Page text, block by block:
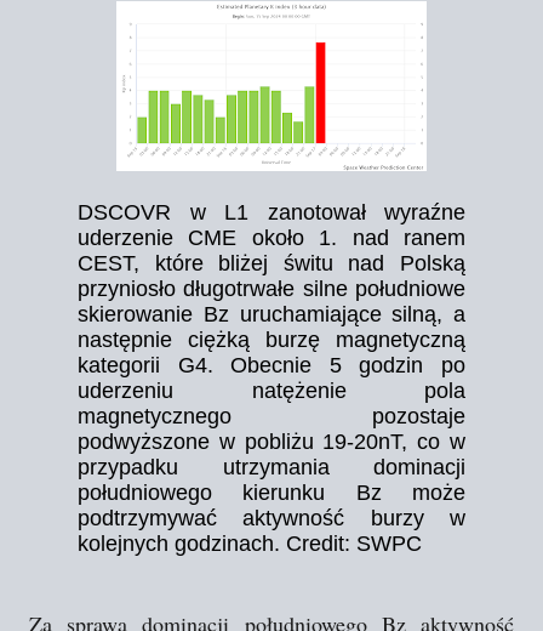
DSCOVR w L1 zanotował wyraźne
uderzenie CME około 1. nad ranem
CEST, które bliżej świtu nad Polską
przyniosło długotrwałe silne południowe
skierowanie Bz uruchamiające silną, a
następnie ciężką burzę magnetyczną
kategorii G4. Obecnie 5 godzin po
uderzeniu natężenie pola
magnetycznego pozostaje
podwyższone w pobliżu 19-20nT, co w
przypadku utrzymania dominacji
południowego kierunku Bz może
podtrzymywać aktywność burzy w
kolejnych godzinach. Credit: SWPC
Za sprawą dominacji południowego Bz aktywność